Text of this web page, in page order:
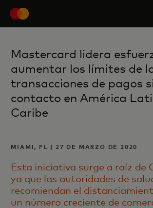
Mastercard lidera
aumentar los límites de
transacciones de pagos
contacto en América
Caribe
MIAMI, FL | 27 DE MARZO DE 2020
Esta iniciativa surge a raíz de
ya que las autoridades de
recomiendan el
un número creciente de